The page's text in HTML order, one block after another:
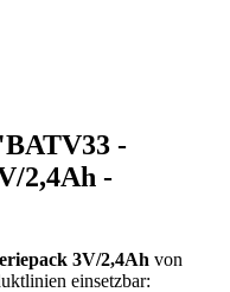
-
2,4Ah -
3V/2,4Ah von
einsetzbar: